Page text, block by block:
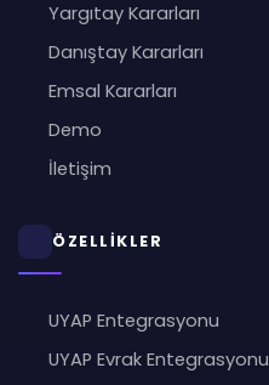
Yargıtay Kararları
Danıştay Kararları
Emsal Kararları
Demo
İletişim
ÖZELLİKLER
UYAP Entegrasyonu
UYAP Evrak Entegrasyonu